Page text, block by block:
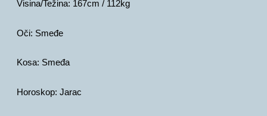
Visina/Težina: 167cm / 112kg
Oči: Smeđe
Kosa: Smeđa
Horoskop: Jarac